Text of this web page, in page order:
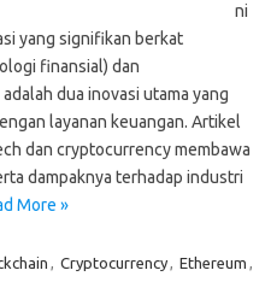
ni
yang signifikan berkat
finansial) dan
dua inovasi utama yang
layanan keuangan. Artikel
dan cryptocurrency membawa
dampaknya terhadap industri
More »
, Cryptocurrency, Ethereum ,